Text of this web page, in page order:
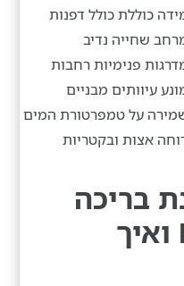
כוללת כולל דפנות
שחייה נדיב
פנימיות רחבות
עיוותים מבניים
על טמפרטורת המים
אצות ובקטריות
בריכה
אקרילית PL430 ואיך